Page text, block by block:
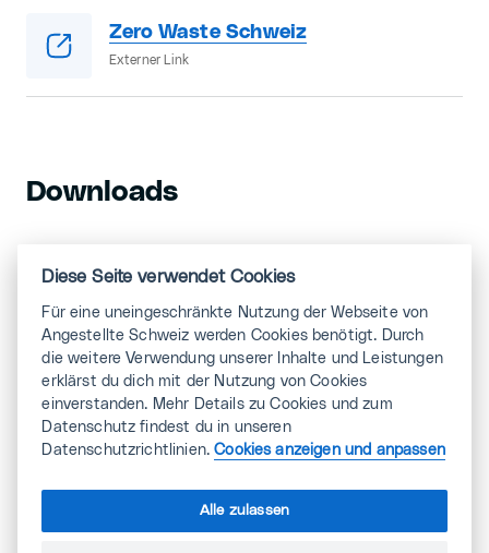
Zero Waste Schweiz
Externer Link
Downloads
Nachhaltigkeitstipps der Uni Basel
Externer Link
Umweltgerecht essen
Externer Link
Diese Seite verwendet Cookies
Für eine uneingeschränkte Nutzung der Webseite von
Angestellte Schweiz werden Cookies benötigt. Durch
die weitere Verwendung unserer Inhalte und Leistungen
erklärst du dich mit der Nutzung von Cookies
einverstanden. Mehr Details zu Cookies und zum
Datenschutz findest du in unseren
Datenschutzrichtlinien.Cookies anzeigen und anpassen
Alle zulassen